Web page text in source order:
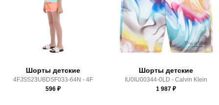
Здесь вы можете более детально ознакомиться с
оплаты
Шорты детские
4FJSS23UBDSF033-64N - 4F
596₽
Шорты детские
IU0IU00344-0LD - Calvin Klein
1 987 ₽